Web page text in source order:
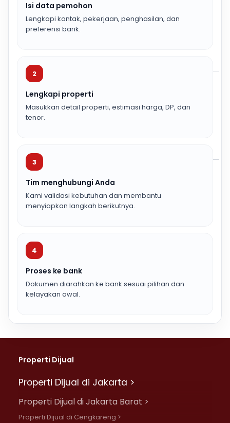
Isi data pemohon
Lengkapi kontak, pekerjaan, penghasilan, dan
preferensi bank.
2
Lengkapi properti
Masukkan detail properti, estimasi harga, DP, dan
tenor.
3
Tim menghubungi Anda
Kami validasi kebutuhan dan membantu
menyiapkan langkah berikutnya.
4
Proses ke bank
Dokumen diarahkan ke bank sesuai pilihan dan
kelayakan awal.
Properti Dijual
Properti Dijual di Jakarta >
Properti Dijual di Jakarta Barat >
Properti Dijual di Cengkareng >